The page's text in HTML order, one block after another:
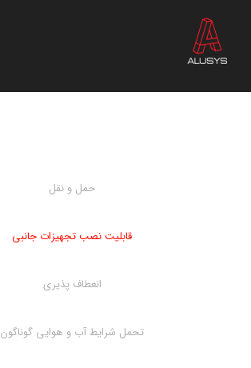
content
حمل و نقل
قابلیت نصب تجهیزات جانبی
انعطاف پذیری
تحمل شرایط آب و هوایی گوناگون